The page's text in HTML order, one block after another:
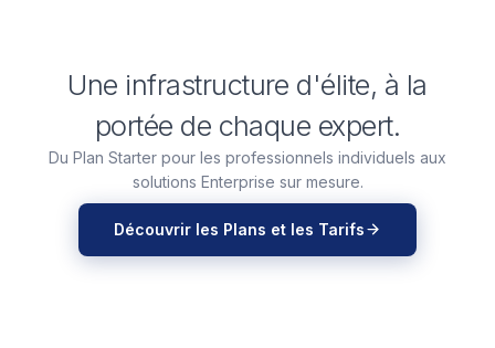
Une infrastructure d'élite, à la
portée de chaque expert.
Du Plan Starter pour les professionnels individuels aux
solutions Enterprise sur mesure.
Découvrir les Plans et les Tarifs